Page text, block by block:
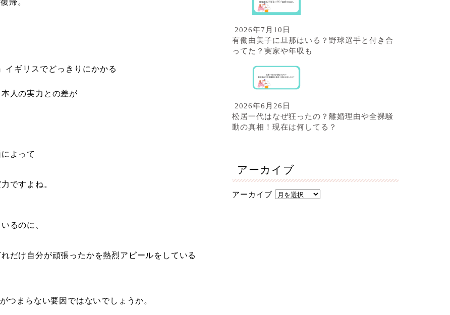
帰。
イギリスでどっきりにかかる
人の実力との差が
よって
ですよね。
るのに、
だけ自分が頑張ったかを熱烈アピールをしている
つまらない要因ではないでしょうか。
2026年7月10日
有働由美子に旦那はいる？野球選手と付き合
ってた？実家や年収も
2026年6月26日
松居一代はなぜ狂ったの？離婚理由や全裸騒
動の真相！現在は何してる？
アーカイブ
アーカイブ